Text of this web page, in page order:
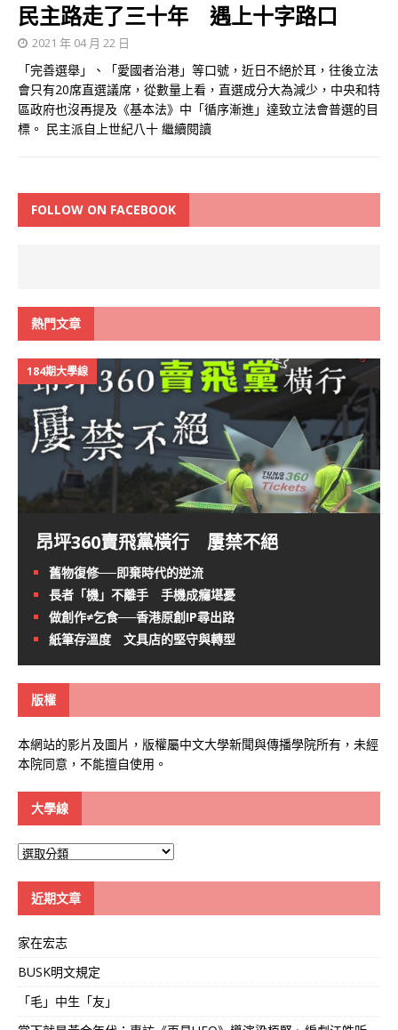
民主路走了三十年 遇上十字路口
2021 年 04 月 22 日
「完善選舉」、「愛國者治港」等口號，近日不絕於耳，往後立法
會只有20席直選議席，從數量上看，直選成分大為減少，中央和特
區政府也沒再提及《基本法》中「循序漸進」達致立法會普選的目
標。 民主派自上世紀八十 繼續閱讀
FOLLOW ON FACEBOOK
熱門文章
184期大學線
昂坪360賣飛黨橫行 屢禁不絕
舊物復修──即棄時代的逆流
長者「機」不離手 手機成癮堪憂
做創作≠乞食──香港原創IP尋出路
紙筆存溫度 文具店的堅守與轉型
版權
本網站的影片及圖片，版權屬中文大學新聞與傳播學院所有，未經
本院同意，不能擅自使用。
大學線
大
近期文章
家在宏志
BUSK明文規定
「毛」中生「友」